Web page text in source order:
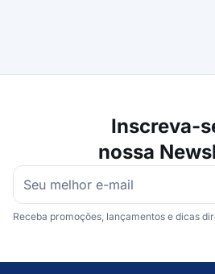
Inscreva-
nossa
Receba promoções, lançamentos e dicas